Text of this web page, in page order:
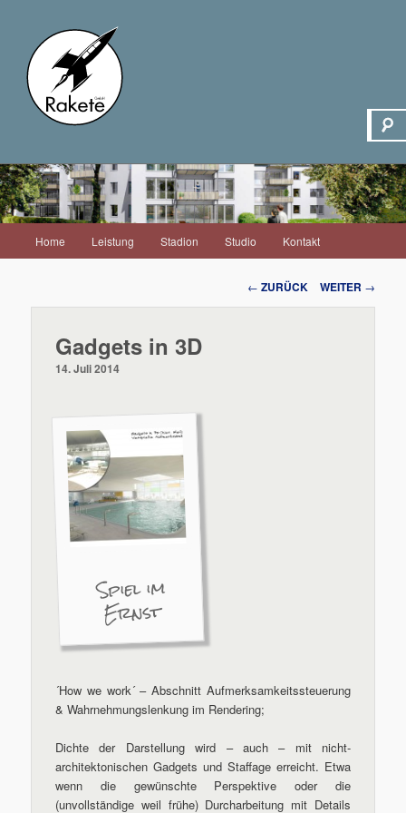
Zum
Home Leistung Stadion Studio Kontakt
Beitrags-
Navigation
← ZURÜCK WEITER →
Gadgets in 3D
14. Juli 2014
Spiel im
Ernst
´How we work´ – Abschnitt Aufmerksamkeitssteuerung
& Wahrnehmungslenkung im Rendering;
Dichte der Darstellung wird – auch – mit nicht-
architektonischen Gadgets und Staffage erreicht. Etwa
wenn die gewünschte Perspektive oder die
(unvollständige weil frühe) Durcharbeitung mit Details